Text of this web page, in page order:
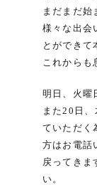
まだまだ始
様々な出会
とができて
これからも
明日、火曜
また20日
ていただく
方はお電話
戻ってきま
い。